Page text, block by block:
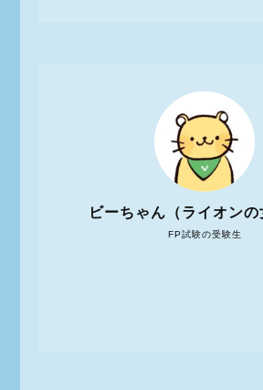
FP試験の受験生
ビーちゃん（ライオンの